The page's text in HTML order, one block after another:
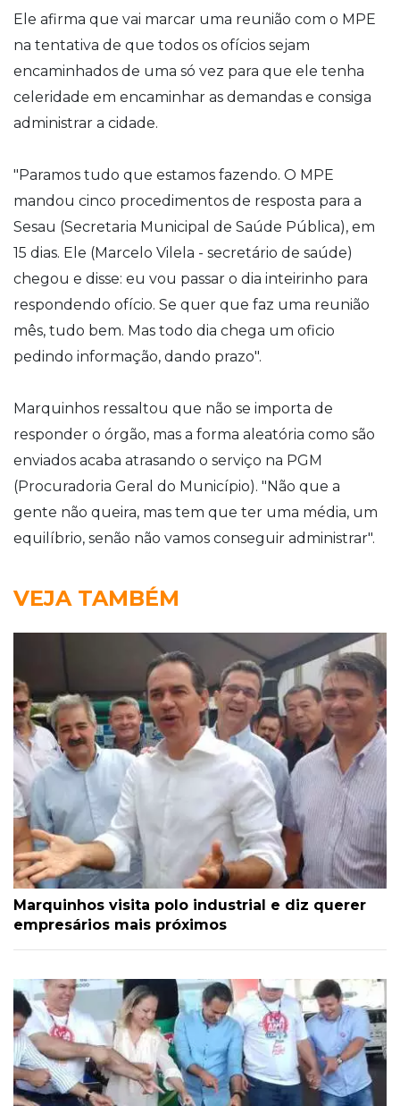
Ele afirma que vai marcar uma reunião com o MPE
na tentativa de que todos os ofícios sejam
encaminhados de uma só vez para que ele tenha
celeridade em encaminhar as demandas e consiga
administrar a cidade.
"Paramos tudo que estamos fazendo. O MPE
mandou cinco procedimentos de resposta para a
Sesau (Secretaria Municipal de Saúde Pública), em
15 dias. Ele (Marcelo Vilela - secretário de saúde)
chegou e disse: eu vou passar o dia inteirinho para
respondendo ofício. Se quer que faz uma reunião
mês, tudo bem. Mas todo dia chega um oficio
pedindo informação, dando prazo".
Marquinhos ressaltou que não se importa de
responder o órgão, mas a forma aleatória como são
enviados acaba atrasando o serviço na PGM
(Procuradoria Geral do Município). "Não que a
gente não queira, mas tem que ter uma média, um
equilíbrio, senão não vamos conseguir administrar".
VEJA TAMBÉM
Marquinhos visita polo industrial e diz querer
empresários mais próximos